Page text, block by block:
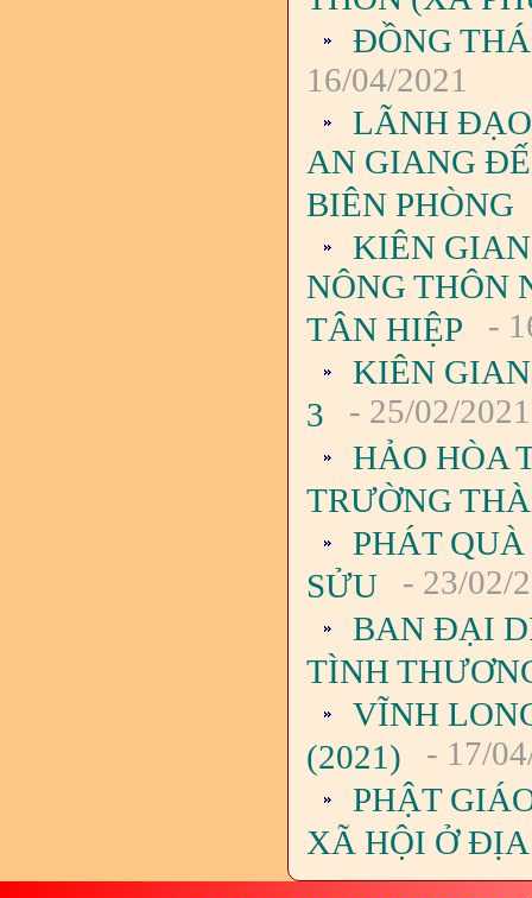
ĐỒNG
16/04/2021
LÃNH
AN GIANG
BIÊN PHÒNG
KIÊN
NÔNG THÔN
TÂN HIỆP
-
KIÊN
3
- 25/02/2021
HẢO HÒA
TRƯỜNG
PHÁT
SỬU
- 23/02/
BAN ĐẠI
TÌNH
VĨNH
(2021)
- 17/
PHẬT
XÃ HỘI Ở ĐỊA